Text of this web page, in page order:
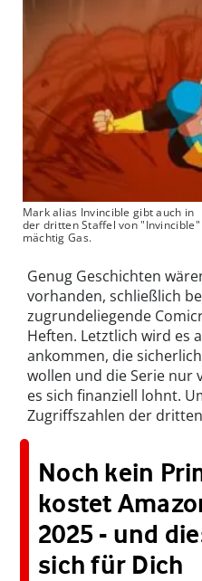
Mark alias Invincible gibt auch in
der dritten Staffel von "Invincible"
mächtig Gas.
Genug Geschichten
vorhanden, schließlich
zugrundeliegende
Heften. Letztlich wird es
ankommen, die
wollen und die Serie nur
es sich finanziell lohnt.
Zugriffszahlen der
Noch kein
kostet
2025 - und
sich für Dich